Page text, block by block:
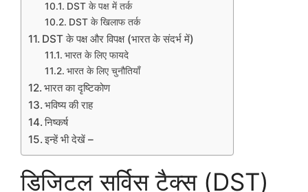
DST के पक्ष में तर्क
DST के खिलाफ तर्क
DST के पक्ष और विपक्ष (भारत के संदर्भ में)
भारत के लिए फायदे
भारत के लिए चुनौतियाँ
भारत का दृष्टिकोण
भविष्य की राह
निष्कर्ष
इन्हें भी देखें –
डिजिटल सर्विस टैक्स (DST)